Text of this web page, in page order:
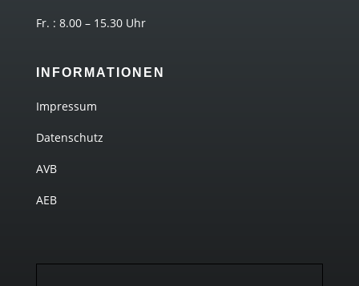
Fr. : 8.00 – 15.30 Uhr
INFORMATIONEN
Impressum
Datenschutz
AVB
AEB